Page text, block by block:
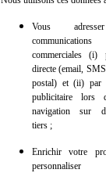
Vous
communications
commerciales (i)
directe (email,
postal) et (ii) par
publicitaire lors
navigation sur
tiers ;
Enrichir votre